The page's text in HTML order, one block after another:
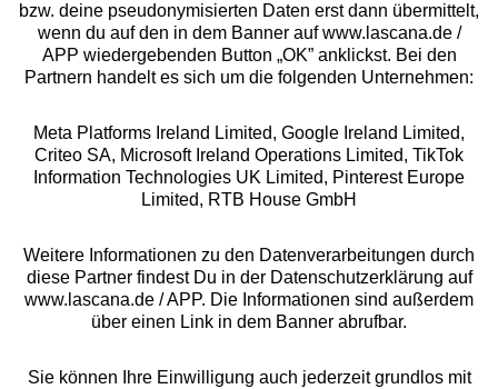
Rechtliches
Alle Preise inkl. MwSt., zzgl.
Versandkosten
** Bonität vorausgesetzt, berechtigt zur Bonitätsprüfung
bzw. deine pseudonymisierten Daten erst dann übermittelt,
wenn du auf den in dem Banner auf www.lascana.de /
APP wiedergebenden Button „OK” anklickst. Bei den
Partnern handelt es sich um die folgenden Unternehmen:
Meta Platforms Ireland Limited, Google Ireland Limited,
Criteo SA, Microsoft Ireland Operations Limited, TikTok
Information Technologies UK Limited, Pinterest Europe
Limited, RTB House GmbH
Weitere Informationen zu den Datenverarbeitungen durch
diese Partner findest Du in der Datenschutzerklärung auf
www.lascana.de / APP. Die Informationen sind außerdem
über einen Link in dem Banner abrufbar.
Sie können Ihre Einwilligung auch jederzeit grundlos mit